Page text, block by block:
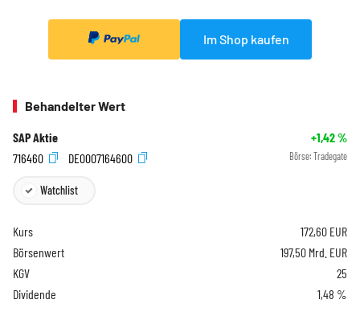
Im Shop kaufen
Behandelter Wert
SAP Aktie +1,42%
716460
DE0007164600 Börse: Tradegate
Watchlist
Kurs 172,60 EUR
Börsenwert
197,50 Mrd. EUR
KGV
25
Dividende
1,48 %